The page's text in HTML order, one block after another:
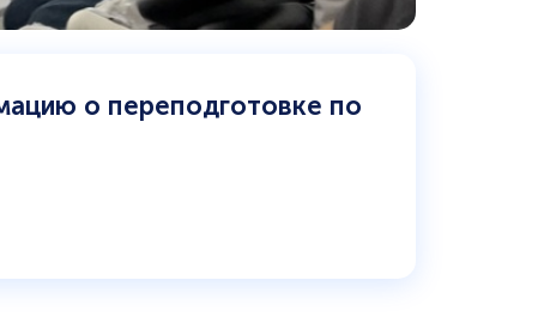
о переподготовке по